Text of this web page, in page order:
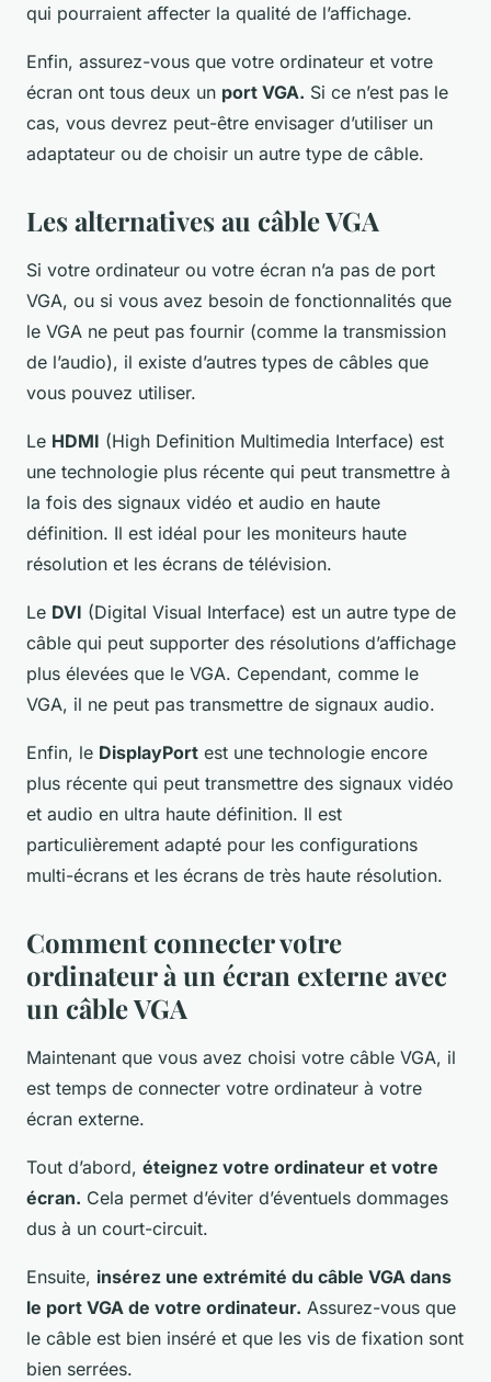
qui pourraient affecter la qualité de l’affichage.
Enfin, assurez-vous que votre ordinateur et votre
écran ont tous deux un port VGA. Si ce n’est pas le
cas, vous devrez peut-être envisager d’utiliser un
adaptateur ou de choisir un autre type de câble.
Les alternatives au câble VGA
Si votre ordinateur ou votre écran n’a pas de port
VGA, ou si vous avez besoin de fonctionnalités que
le VGA ne peut pas fournir (comme la transmission
de l’audio), il existe d’autres types de câbles que
vous pouvez utiliser.
Le HDMI (High Definition Multimedia Interface) est
une technologie plus récente qui peut transmettre à
la fois des signaux vidéo et audio en haute
définition. Il est idéal pour les moniteurs haute
résolution et les écrans de télévision.
Le DVI (Digital Visual Interface) est un autre type de
câble qui peut supporter des résolutions d’affichage
plus élevées que le VGA. Cependant, comme le
VGA, il ne peut pas transmettre de signaux audio.
Enfin, le DisplayPort est une technologie encore
plus récente qui peut transmettre des signaux vidéo
et audio en ultra haute définition. Il est
particulièrement adapté pour les configurations
multi-écrans et les écrans de très haute résolution.
Comment connecter votre
ordinateur à un écran externe avec
un câble VGA
Maintenant que vous avez choisi votre câble VGA, il
est temps de connecter votre ordinateur à votre
écran externe.
Tout d’abord, éteignez votre ordinateur et votre
écran. Cela permet d’éviter d’éventuels dommages
dus à un court-circuit.
Ensuite, insérez une extrémité du câble VGA dans
le port VGA de votre ordinateur. Assurez-vous que
le câble est bien inséré et que les vis de fixation sont
bien serrées.